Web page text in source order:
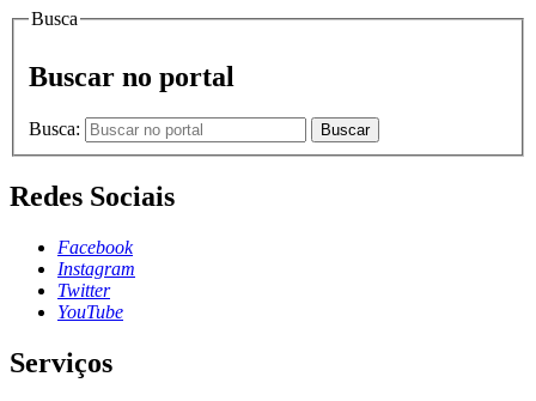
Busca
Buscar no portal
Busca: Buscar
Redes Sociais
Facebook
Instagram
Twitter
YouTube
Serviços